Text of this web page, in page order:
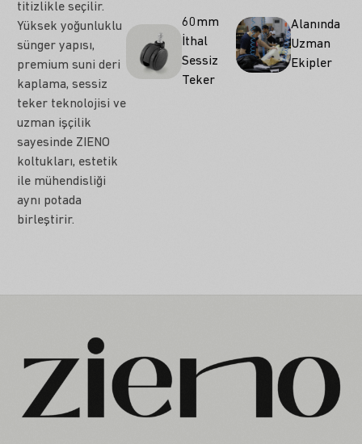
titizlikle seçilir.
Yüksek yoğunluklu
sünger yapısı,
premium suni deri
kaplama, sessiz
teker teknolojisi ve
uzman işçilik
sayesinde ZIENO
koltukları, estetik
ile mühendisliği
aynı potada
birleştirir.
60mm
İthal
Sessiz
Teker
Alanında
Uzman
Ekipler